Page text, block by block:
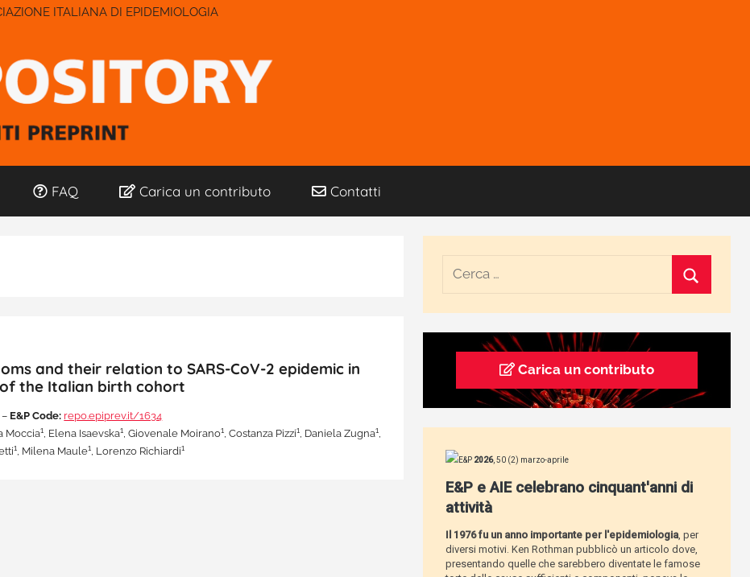
ITALIANA DI EPIDEMIOLOGIA
FAQ Carica un contributo Contatti
and their relation to SARS-CoV-2 epidemic in
the Italian birth cohort
E&P Code: repo.epiprev.it/1634
Moccia1 , Elena Isaevska1 , Giovenale Moirano1 , Costanza Pizzi1 , Daniela Zugna1
1 , Milena Maule1 , Lorenzo Richiardi1
Carica un contributo